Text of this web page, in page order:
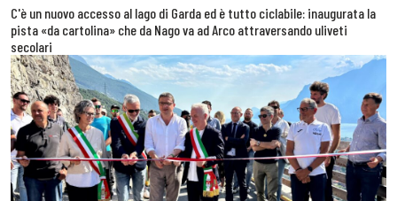
C'è un nuovo accesso al lago di Garda ed è tutto ciclabile: inaugurata la
pista «da cartolina» che da Nago va ad Arco attraversando uliveti
secolari